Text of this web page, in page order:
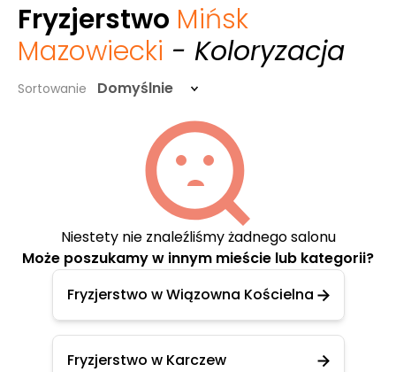
Fryzjerstwo Mińsk
Mazowiecki - Koloryzacja
Sortowanie Domyślnie
Niestety nie znaleźliśmy żadnego salonu
Może poszukamy w innym mieście lub kategorii?
Fryzjerstwo w Wiązowna Kościelna
Fryzjerstwo w Karczew